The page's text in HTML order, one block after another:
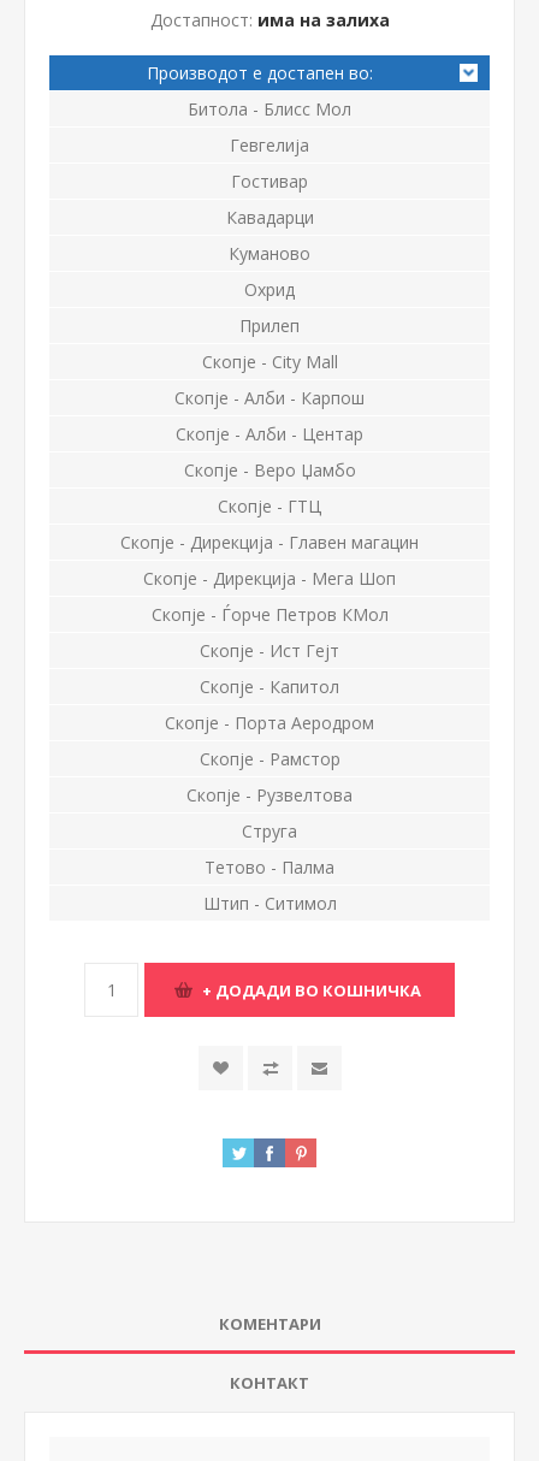
Достапност: има на залиха
Производот е достапен во:
Битола - Блисс Мол
Гевгелија
Гостивар
Кавадарци
Куманово
Охрид
Прилеп
Скопје - City Mall
Скопје - Алби - Карпош
Скопје - Алби - Центар
Скопје - Веро Џамбо
Скопје - ГТЦ
Скопје - Дирекција - Главен магацин
Скопје - Дирекција - Мега Шоп
Скопје - Ѓорче Петров КМол
Скопје - Ист Гејт
Скопје - Капитол
Скопје - Порта Аеродром
Скопје - Рамстор
Скопје - Рузвелтова
Струга
Тетово - Палма
Штип - Ситимол
КОМЕНТАРИ
КОНТАКТ